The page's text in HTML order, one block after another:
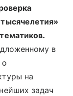
в
о
на
задач